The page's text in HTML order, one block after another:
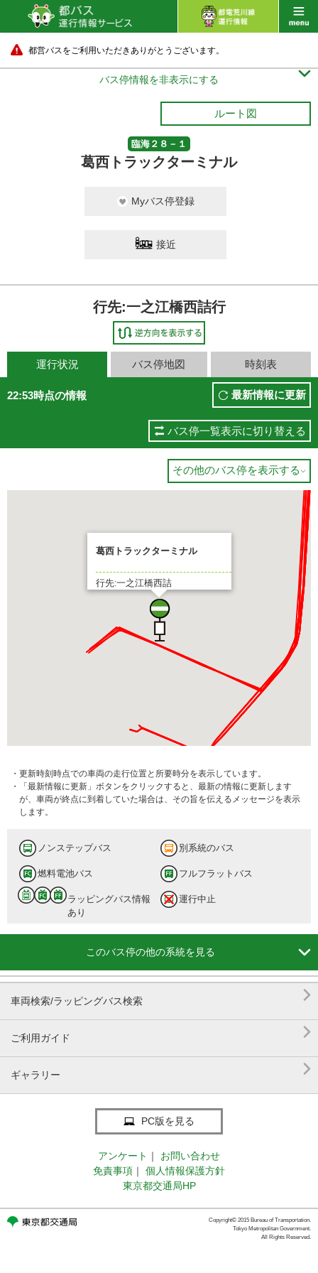
都営バスをご利用いただきありがとうございます。
バス停情報を非表示にする 
ルート図
臨海２８－１
葛西トラックターミナル
Myバス停登録
接近
行先:一之江橋西詰行
運行状況 バス停地図 時刻表
22:53時点の情報 最新情報に更新
バス停一覧表示に切り替える
その他のバス停を表示する 
葛西トラックターミナル
行先:一之江橋西詰
・更新時刻時点での車両の走行位置と所要時分を表示しています。
・「最新情報に更新」ボタンをクリックすると、最新の情報に更新します
が、車両が終点に到着していた場合は、その旨を伝えるメッセージを表示
します。
ノンステップバス 別系統のバス
燃料電池バス フルフラットバス
ラッピングバス情報
あり
運行中止
このバス停の他の系統を見る 
車両検索/ラッピングバス検索 
ご利用ガイド 
ギャラリー 
PC版を見る
アンケート ｜
お問い合わせ
免責事項 ｜
個人情報保護方針
東京都交通局HP
Copyright© 2015 Bureau of Transportation.
Tokyo Metropolitan Government.
All Rights Reserved.